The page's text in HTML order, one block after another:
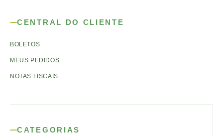
CENTRAL DO CLIENTE
BOLETOS
MEUS PEDIDOS
NOTAS FISCAIS
CATEGORIAS